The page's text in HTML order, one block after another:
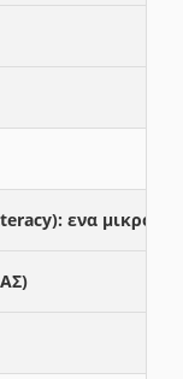
ενα μικρο